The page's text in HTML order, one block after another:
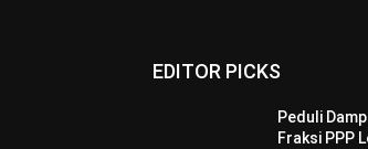
EDITOR PICKS
Peduli
Fraksi PPP